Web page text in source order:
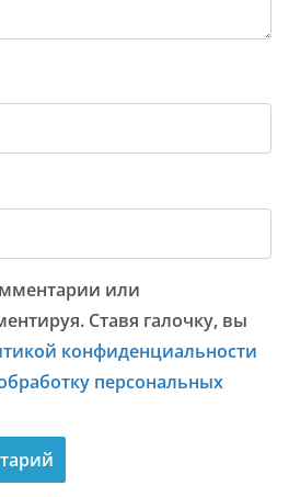
или
Ставя галочку, вы
конфиденциальности
персональных